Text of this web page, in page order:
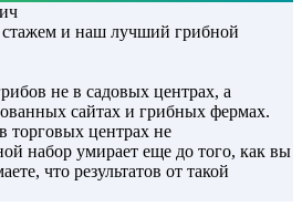
и наш лучший грибной
не в садовых центрах, а
сайтах и грибных фермах.
торговых центрах не
набор умирает еще до того, как вы
что результатов от такой